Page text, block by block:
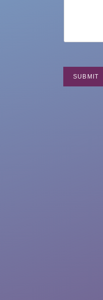
SUBMIT